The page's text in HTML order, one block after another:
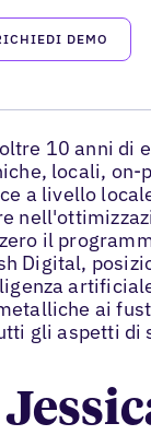
DEMO
10 anni di
locali, on-
a livello
il
Digital,
ai
gli aspetti di